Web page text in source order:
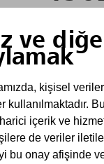
ve
kişisel
kullanılmaktadır.
içerik ve
de veriler
bu onay afişinde
Graaff
markası